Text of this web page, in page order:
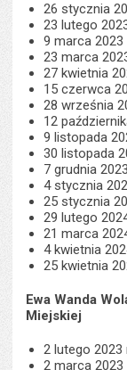
26 stycznia
23 lutego
9 marca 2023
23 marca
27 kwietnia
15 czerwca
28 września
12
9 listopada
30 listopada
7 grudnia
4 stycznia
25 stycznia
29 lutego
21 marca
4 kwietnia
25 kwietnia
Ewa Wanda
Miejskiej
2 lutego 2023
2 marca 2023